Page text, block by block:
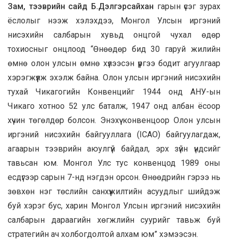
Зам, тээврийн сайд Б.Дэлгэрсайхан гарын үсэг зурах
ёслолыг нээж хэлэхдээ, Монгол Улсын иргэний
нисэхийн салбарын хувьд онцгой чухал өдөр
тохиосныг онцлоод “Өнөөдөр бид 30 гаруй жилийн
өмнө олон улсын өмнө хүлээсэн үүргээ бодит агуулгаар
хэрэгжүүлж эхэлж байна. Олон улсын иргэний нисэхийн
тухай Чикагогийн Конвенцийг 1944 онд АНУ-ын
Чикаго хотноо 52 улс баталж, 1947 онд албан ёсоор
хүчин төгөлдөр болсон. Энэхүү конвенцоор Олон улсын
иргэний нисэхийн байгууллага (ICAO) байгуулагдаж,
агаарын тээврийн аюулгүй байдал, эрх зүйн үндсийг
тавьсан юм. Монгол Улс тус конвенцод 1989 оны
есдүгээр сарын 7-нд нэгдэн орсон. Өнөөдрийн гэрээ нь
зөвхөн нэг төслийн санхүүжилтийн асуудлыг шийдэж
буй хэрэг бус, харин Монгол Улсын иргэний нисэхийн
салбарын дараагийн хөгжлийн суурийг тавьж буй
стратегийн ач холбогдолтой алхам юм” хэмээсэн.